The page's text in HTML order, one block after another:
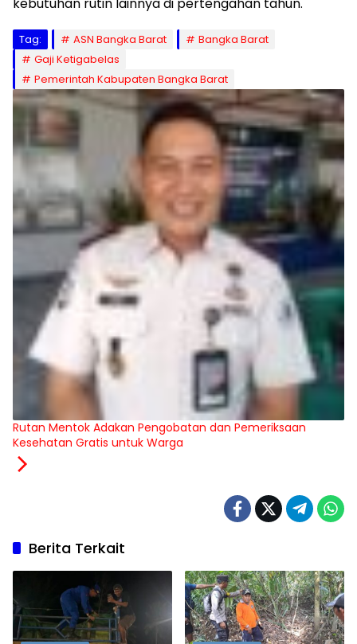
Tag: ASN Bangka Barat
Bangka Barat
Gaji Ketigabelas
Pemerintah Kabupaten Bangka Barat
Rutan Mentok Adakan Pengobatan dan Pemeriksaan
Kesehatan Gratis untuk Warga
Berita Terkait